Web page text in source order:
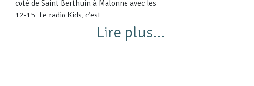
coté de Saint Berthuin à Malonne avec les
12-15. Le radio Kids, c’est...
Lire plus...